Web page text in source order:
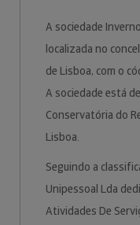
A sociedade
localizada no
de Lisboa, com o
A sociedade está
Conservatória do
Lisboa.
Seguindo a
Unipessoal Lda
Atividades De